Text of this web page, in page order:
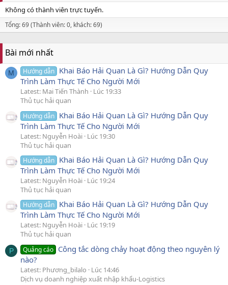
Không có thành viên trực tuyến.
Tổng: 69 (Thành viên: 0, khách: 69)
Bài mới nhất
M Hướng dẫn Khai Báo Hải Quan Là Gì? Hướng Dẫn Quy
Trình Làm Thực Tế Cho Người Mới
Latest: Mai Tiến Thành
Lúc 19:33
Thủ tục hải quan
Hướng dẫn Khai Báo Hải Quan Là Gì? Hướng Dẫn Quy
Trình Làm Thực Tế Cho Người Mới
Latest: Nguyễn Hoài Lúc 19:30
Thủ tục hải quan
Hướng dẫn Khai Báo Hải Quan Là Gì? Hướng Dẫn Quy
Trình Làm Thực Tế Cho Người Mới
Latest: Nguyễn Hoài Lúc 19:24
Thủ tục hải quan
Hướng dẫn Khai Báo Hải Quan Là Gì? Hướng Dẫn Quy
Trình Làm Thực Tế Cho Người Mới
Latest: Nguyễn Hoài Lúc 19:19
Thủ tục hải quan
P Quảng cáo Công tắc dòng chảy hoạt động theo nguyên lý
nào?
Latest: Phương_bilalo
Lúc 14:46
Dịch vụ doanh nghiệp xuất nhập khẩu-Logistics